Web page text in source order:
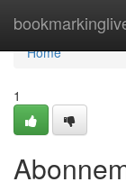
Home
Home
1